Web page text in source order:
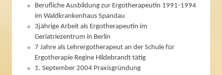
Berufliche Ausbildung zur Ergotherapeutin 1991-1994
im Waldkrankenhaus Spandau
3jährige Arbeit als Ergotherapeutin im
Geriatriezentrum in Berlin
7 Jahre als Lehrergotherapeut an der Schule für
Ergotherapie Regine Hildebrandt tätig
1. September 2004 Praxisgründung